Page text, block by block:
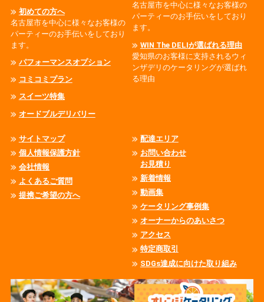
初めての方へ
名古屋市を中心に様々なお客様の
パーティーのお手伝いをしており
ます。
パフォーマンスオプション
コミコミプラン
スイーツ特集
オードブルデリバリー
名古屋市を中心に様々なお客様の
パーティーのお手伝いをしており
ます。
WIN The DELIが選ばれる理由
愛知県のお客様に支持されるウィ
ンザデリのケータリングが選ばれ
る理由
サイトマップ
個人情報保護方針
会社情報
よくあるご質問
提携ご希望の方へ
配達エリア
お問い合わせ
お見積り
新着情報
動画集
ケータリング事例集
オーナーからのあいさつ
アクセス
特定商取引
SDGs達成に向けた取り組み